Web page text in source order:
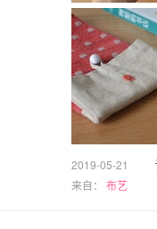
2019-05-21
来自： 布艺